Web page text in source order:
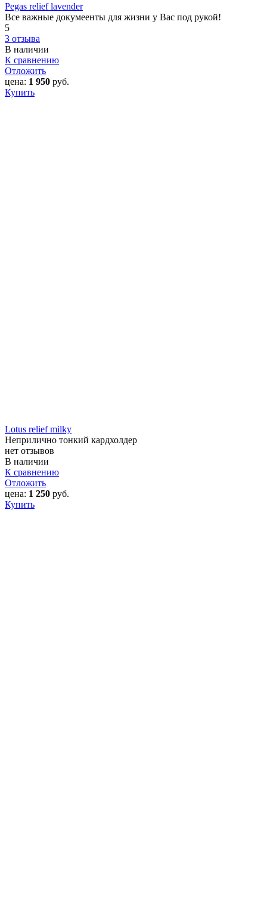
Pegas relief lavender
Все важные докумеенты для жизни у Вас под рукой!
5
3 отзыва
В наличии
К сравнению
Отложить
цена: 1 950 руб.
Купить
Lotus relief milky
Неприлично тонкий кардхолдер
нет отзывов
В наличии
К сравнению
Отложить
цена: 1 250 руб.
Купить